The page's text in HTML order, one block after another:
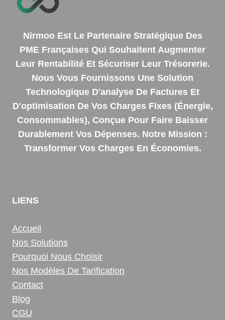
Nirmoo Est Le Partenaire Stratégique Des
PME Françaises Qui Souhaitent Augmenter
Leur Rentabilité Et Sécuriser Leur Trésorerie.
Nous Vous Fournissons Une Solution
Technologique D'analyse De Factures Et
D'optimisation De Vos Charges Fixes (énergie,
Consommables), Conçue Pour Faire Baisser
Durablement Vos Dépenses. Notre Mission :
Transformer Vos Charges En Économies.
LIENS
Accueil
Nos Solutions
Pourquoi Nous Choisir
Nos Modèles De Tarification
Contact
Blog
CGU